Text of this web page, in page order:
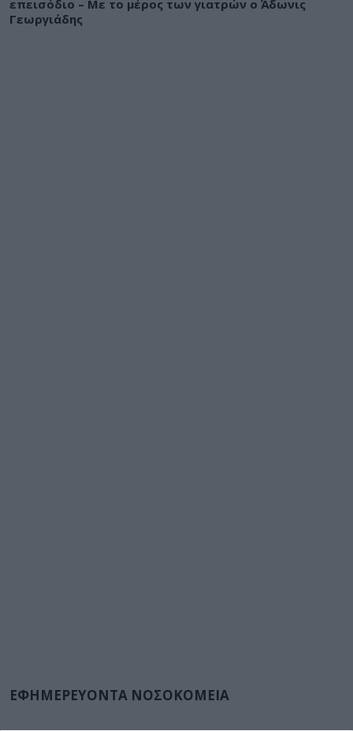
επεισόδιο – Με το μέρος των γιατρών ο Άδωνις
Γεωργιάδης
ΕΦΗΜΕΡΕΥΟΝΤΑ ΝΟΣΟΚΟΜΕΙΑ